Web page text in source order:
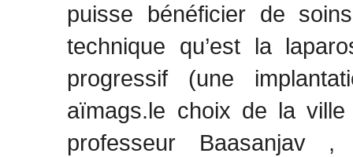
puisse bénéficier de
technique qu’est la
progressif (une
aïmags.le choix de la
professeur Baasanjav ,